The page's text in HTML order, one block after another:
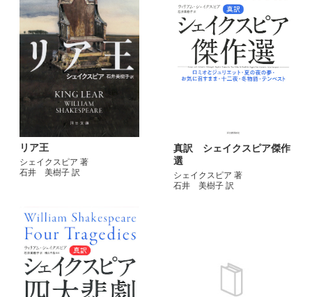
リア王
シェイクスピア 著
石井 美樹子 訳
真訳 シェイクスピア傑作
選
シェイクスピア 著
石井 美樹子 訳